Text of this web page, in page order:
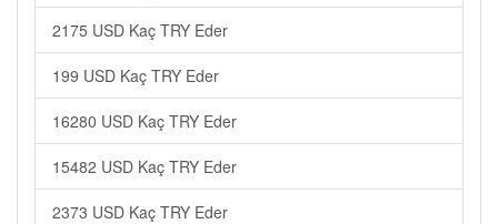
2175 USD Kaç TRY Eder
199 USD Kaç TRY Eder
16280 USD Kaç TRY Eder
15482 USD Kaç TRY Eder
2373 USD Kaç TRY Eder